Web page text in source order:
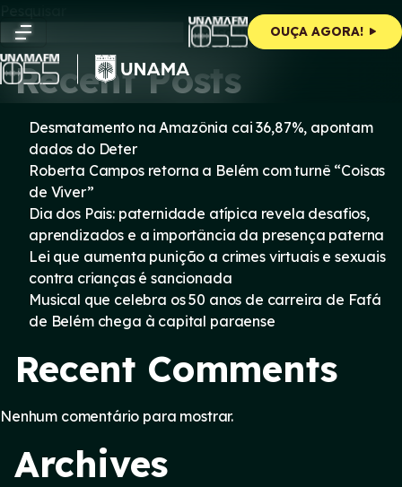
content
OUÇA AGORA!
Pesquisar
Pesquisar
Recent Posts
Desmatamento na Amazônia cai 36,87%, apontam
dados do Deter
Roberta Campos retorna a Belém com turnê “Coisas
de Viver”
Dia dos Pais: paternidade atípica revela desafios,
aprendizados e a importância da presença paterna
Lei que aumenta punição a crimes virtuais e sexuais
contra crianças é sancionada
Musical que celebra os 50 anos de carreira de Fafá
de Belém chega à capital paraense
Recent Comments
Nenhum comentário para mostrar.
Archives